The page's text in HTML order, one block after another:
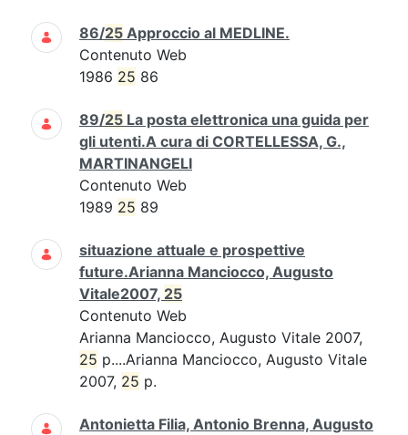
86/25 Approccio al MEDLINE.
Contenuto Web
1986 25 86
89/25 La posta elettronica una guida per
gli utenti.A cura di CORTELLESSA, G.,
MARTINANGELI
Contenuto Web
1989 25 89
situazione attuale e prospettive
future.Arianna Manciocco, Augusto
Vitale2007, 25
Contenuto Web
Arianna Manciocco, Augusto Vitale 2007,
25 p....Arianna Manciocco, Augusto Vitale
2007, 25 p.
Antonietta Filia, Antonio Brenna, Augusto